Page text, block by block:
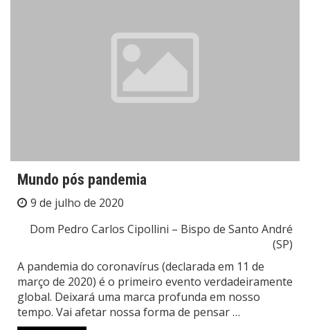
Mundo pós pandemia
9 de julho de 2020
Dom Pedro Carlos Cipollini – Bispo de Santo André
(SP)
A pandemia do coronavírus (declarada em 11 de
março de 2020) é o primeiro evento verdadeiramente
global. Deixará uma marca profunda em nosso
tempo. Vai afetar nossa forma de pensar …